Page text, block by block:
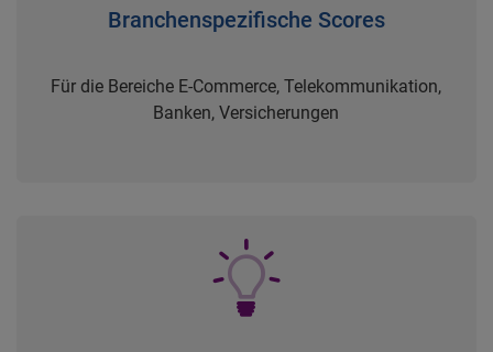
Branchenspezifische Scores
Für die Bereiche E-Commerce, Telekommunikation,
Banken, Versicherungen